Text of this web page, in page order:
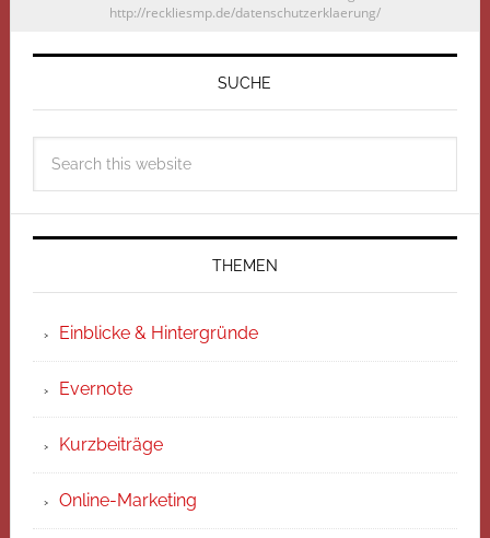
http://reckliesmp.de/datenschutzerklaerung/
SUCHE
THEMEN
Einblicke & Hintergründe
Evernote
Kurzbeiträge
Online-Marketing